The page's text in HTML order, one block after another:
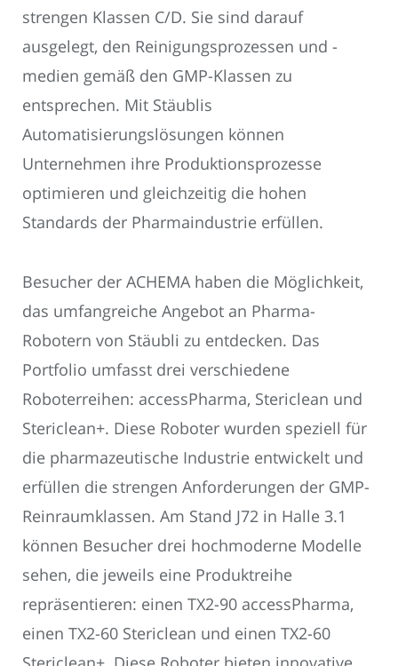
strengen Klassen C/D. Sie sind darauf
ausgelegt, den Reinigungsprozessen und -
medien gemäß den GMP-Klassen zu
entsprechen. Mit Stäublis
Automatisierungslösungen können
Unternehmen ihre Produktionsprozesse
optimieren und gleichzeitig die hohen
Standards der Pharmaindustrie erfüllen.
Besucher der ACHEMA haben die Möglichkeit,
das umfangreiche Angebot an Pharma-
Robotern von Stäubli zu entdecken. Das
Portfolio umfasst drei verschiedene
Roboterreihen: accessPharma, Stericlean und
Stericlean+. Diese Roboter wurden speziell für
die pharmazeutische Industrie entwickelt und
erfüllen die strengen Anforderungen der GMP-
Reinraumklassen. Am Stand J72 in Halle 3.1
können Besucher drei hochmoderne Modelle
sehen, die jeweils eine Produktreihe
repräsentieren: einen TX2-90 accessPharma,
einen TX2-60 Stericlean und einen TX2-60